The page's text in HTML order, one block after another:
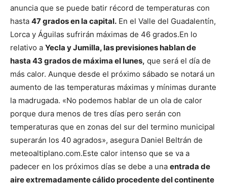
anuncia que se puede batir récord de temperaturas con
hasta 47 grados en la capital. En el Valle del Guadalentín,
Lorca y Águilas sufrirán máximas de 46 grados.En lo
relativo a Yecla y Jumilla, las previsiones hablan de
hasta 43 grados de máxima el lunes, que será el día de
más calor. Aunque desde el próximo sábado se notará un
aumento de las temperaturas máximas y mínimas durante
la madrugada. «No podemos hablar de un ola de calor
porque dura menos de tres días pero serán con
temperaturas que en zonas del sur del termino municipal
superarán los 40 agrados», asegura Daniel Beltrán de
meteoaltiplano.com.Este calor intenso que se va a
padecer en los próximos días se debe a una entrada de
aire extremadamente cálido procedente del continente